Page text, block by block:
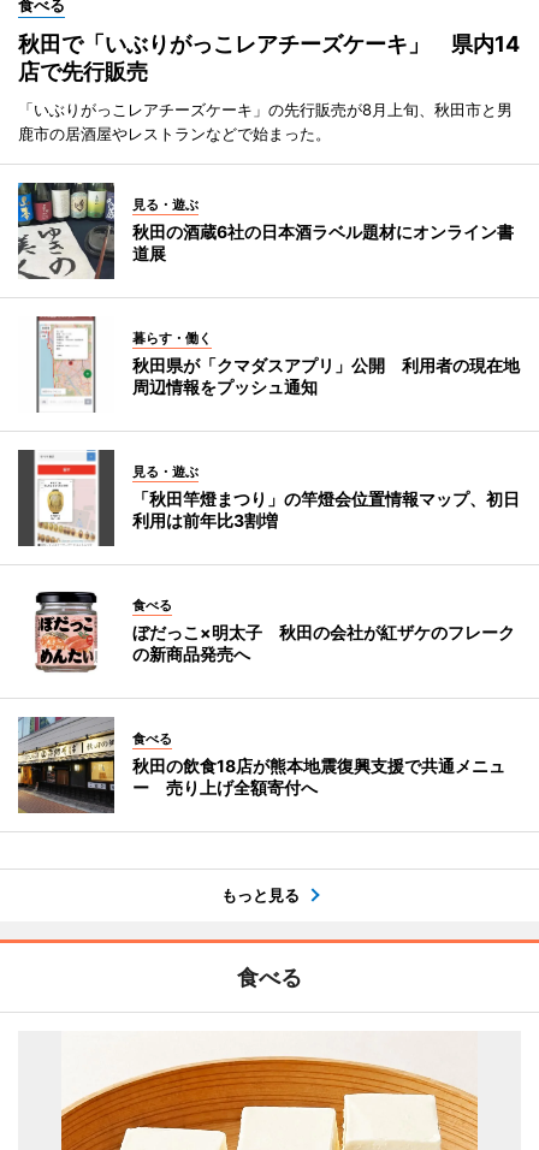
食べる
秋田で「いぶりがっこレアチーズケーキ」 県内14
店で先行販売
「いぶりがっこレアチーズケーキ」の先行販売が8月上旬、秋田市と男
鹿市の居酒屋やレストランなどで始まった。
見る・遊ぶ
秋田の酒蔵6社の日本酒ラベル題材にオンライン書
道展
暮らす・働く
秋田県が「クマダスアプリ」公開 利用者の現在地
周辺情報をプッシュ通知
見る・遊ぶ
「秋田竿燈まつり」の竿燈会位置情報マップ、初日
利用は前年比3割増
食べる
ぼだっこ×明太子 秋田の会社が紅ザケのフレーク
の新商品発売へ
食べる
秋田の飲食18店が熊本地震復興支援で共通メニュ
ー 売り上げ全額寄付へ
もっと見る
食べる